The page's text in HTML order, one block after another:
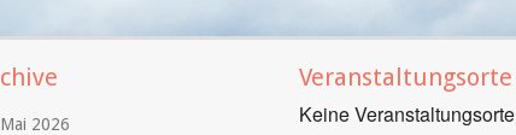
Mai 2026
Veranstaltungsorte
Keine Veranstaltungsorte